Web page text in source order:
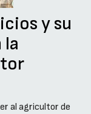
y su
al agricultor de